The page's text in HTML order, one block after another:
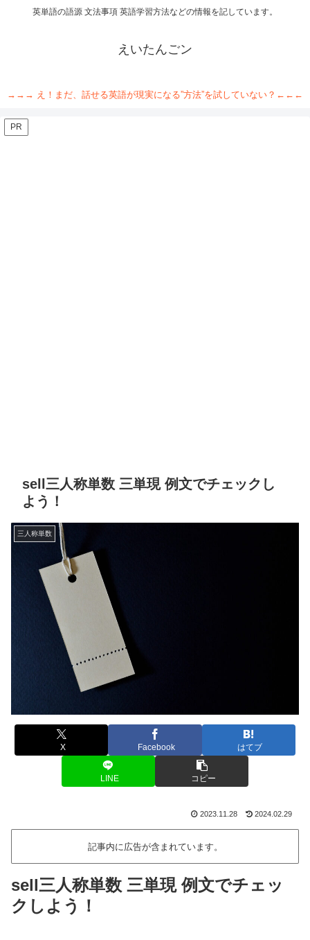
英単語の語源 文法事項 英語学習方法などの情報を記しています。
えいたんごン
→→→ え！まだ、話せる英語が現実になる”方法”を試していない？←←←
PR
sell三人称単数 三単現 例文でチェックし
よう！
三人称単数
X Facebook はてブ
LINE コピー
2023.11.28 2024.02.29
記事内に広告が含まれています。
sell三人称単数 三単現 例文でチェッ
クしよう！